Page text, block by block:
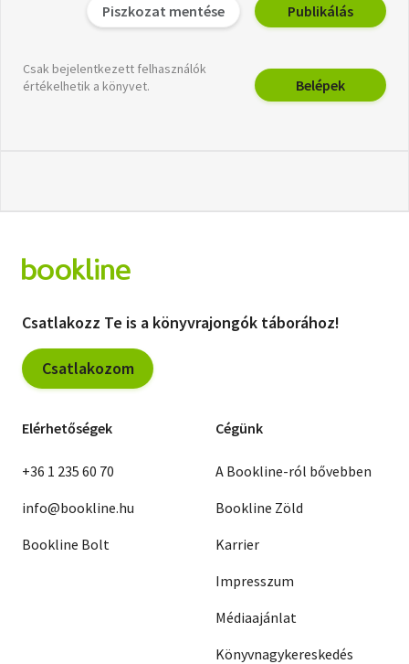
Piszkozat mentése Publikálás
Csak bejelentkezett felhasználók
értékelhetik a könyvet.
Belépek
Csatlakozz Te is a könyvrajongók táborához!
Csatlakozom
Elérhetőségek
+36 1 235 60 70
info@bookline.hu
Bookline Bolt
Cégünk
A Bookline-ról bővebben
Bookline Zöld
Karrier
Impresszum
Médiaajánlat
Könyvnagykereskedés